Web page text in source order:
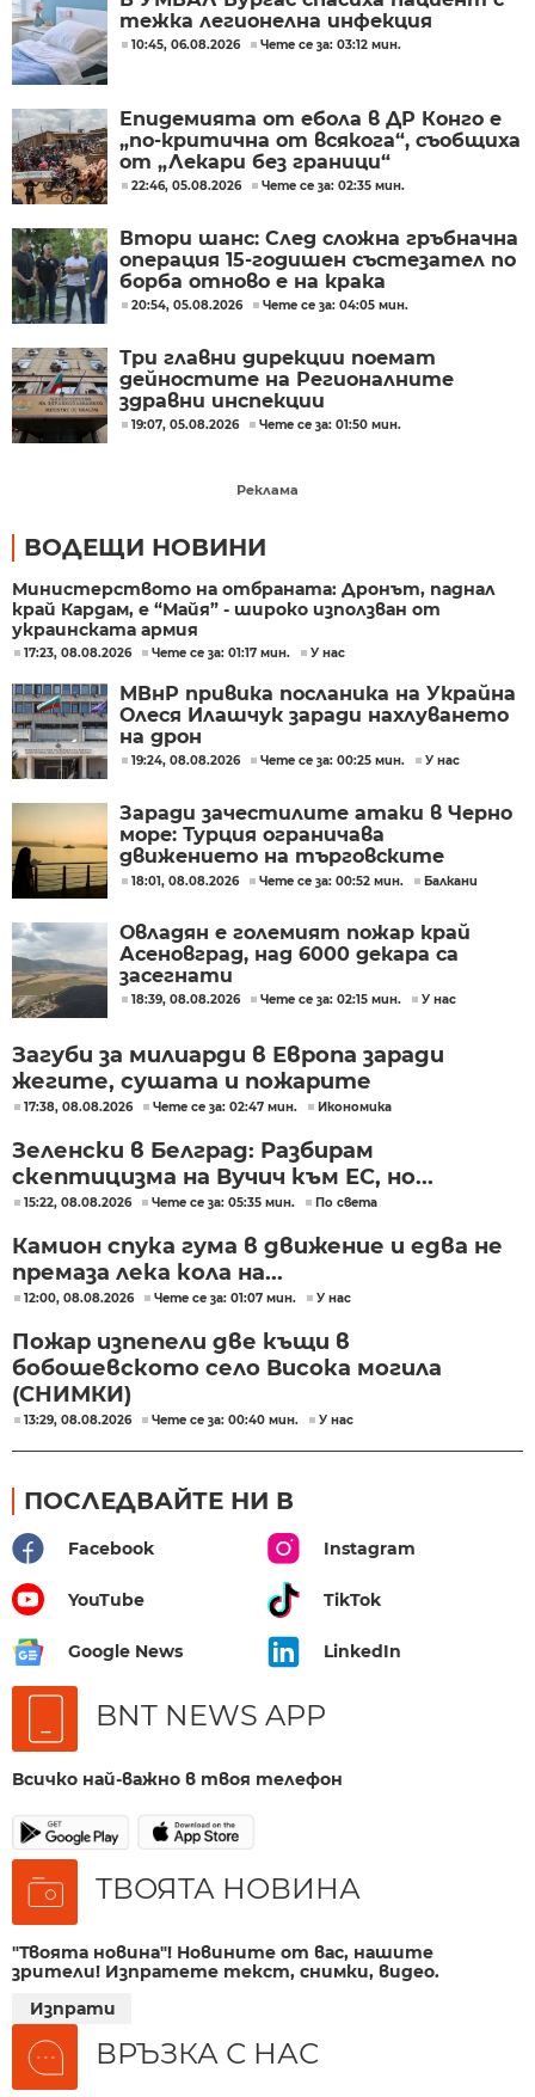
тежка легионелна инфекция
10:45, 06.08.2026 Чете се за: 03:12 мин.
Епидемията от ебола в ДР Конго е
„по-критична от всякога“, съобщиха
от „Лекари без граници“
22:46, 05.08.2026 Чете се за: 02:35 мин.
Втори шанс: След сложна гръбначна
операция 15-годишен състезател по
борба отново е на крака
20:54, 05.08.2026 Чете се за: 04:05 мин.
Три главни дирекции поемат
дейностите на Регионалните
здравни инспекции
19:07, 05.08.2026 Чете се за: 01:50 мин.
Реклама
ВОДЕЩИ НОВИНИ
Министерството на отбраната: Дронът, паднал
край Кардам, е “Майя” - широко използван от
украинската армия
17:23, 08.08.2026 Чете се за: 01:17 мин. У нас
МВнР привика посланика на Украйна
Олеся Илашчук заради нахлуването
на дрон
19:24, 08.08.2026 Чете се за: 00:25 мин. У нас
Заради зачестилите атаки в Черно
море: Турция ограничава
движението на търговските
кораби
18:01, 08.08.2026 Чете се за: 00:52 мин. Балкани
Овладян е големият пожар край
Асеновград, над 6000 декара са
засегнати
18:39, 08.08.2026 Чете се за: 02:15 мин. У нас
Загуби за милиарди в Европа заради
жегите, сушата и пожарите
17:38, 08.08.2026 Чете се за: 02:47 мин. Икономика
Зеленски в Белград: Разбирам
скептицизма на Вучич към ЕС, но...
15:22, 08.08.2026 Чете се за: 05:35 мин. По света
Камион спука гума в движение и едва не
премаза лека кола на...
12:00, 08.08.2026 Чете се за: 01:07 мин. У нас
Пожар изпепели две къщи в
бобошевското село Висока могила
(СНИМКИ)
13:29, 08.08.2026 Чете се за: 00:40 мин. У нас
ПОСЛЕДВАЙТЕ НИ В
Facebook Instagram
YouTube TikTok
Google News LinkedIn
BNT NEWS APP
Всичко най-важно в твоя телефон
ТВОЯТА НОВИНА
"Твоята новина"! Новините от вас, нашите
зрители! Изпратете текст, снимки, видео.
Изпрати
ВРЪЗКА С НАС